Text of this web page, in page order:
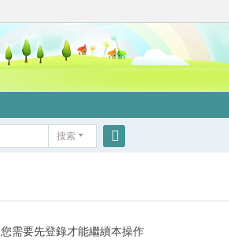
搜索
您需要先登錄才能繼續本操作